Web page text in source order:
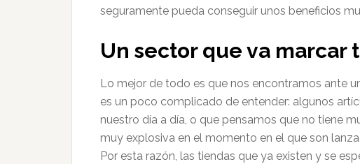
seguramente pueda conseguir unos beneficios
Un sector que va marcar
Lo mejor de todo es que nos encontramos ante
es un poco complicado de entender: algunos
nuestro día a día, o que pensamos que no tiene
muy explosiva en el momento en el que son
Por esta razón, las tiendas que ya existen y se